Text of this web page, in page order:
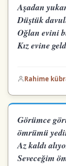
Aşadan
Düştük
Oğlan evini
Kız evine
Rahime
Görümce
ömrümü
Az kaldı
Seveceğim